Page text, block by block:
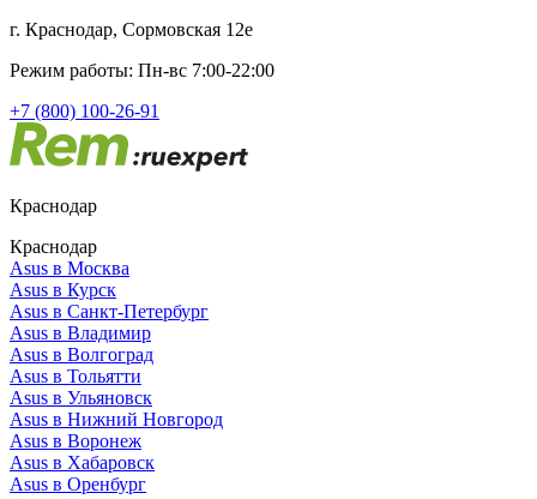
г. Краснодар, Сормовская 12е
Режим работы: Пн-вс 7:00-22:00
+7 (800) 100-26-91
Краснодар
Краснодар
Asus в Москва
Asus в Курск
Asus в Санкт-Петербург
Asus в Владимир
Asus в Волгоград
Asus в Тольятти
Asus в Ульяновск
Asus в Нижний Новгород
Asus в Воронеж
Asus в Хабаровск
Asus в Оренбург